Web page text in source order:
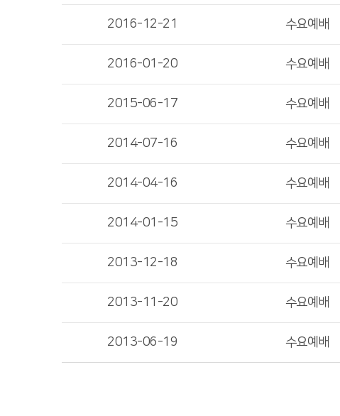
2016-12-21 수요예배
2016-01-20 수요예배
2015-06-17 수요예배
2014-07-16 수요예배
2014-04-16 수요예배
2014-01-15 수요예배
2013-12-18 수요예배
2013-11-20 수요예배
2013-06-19 수요예배